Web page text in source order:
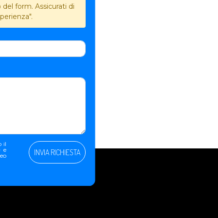
form. Assicurati di
il
e
INVIA RICHIESTA